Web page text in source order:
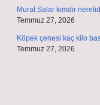
Murat Salar kimdir
Temmuz 27, 2026
Köpek çenesi kaç kilo
Temmuz 27, 2026